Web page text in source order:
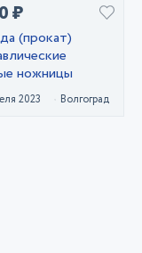
₽
(прокат)
ножницы
2023 Волгоград